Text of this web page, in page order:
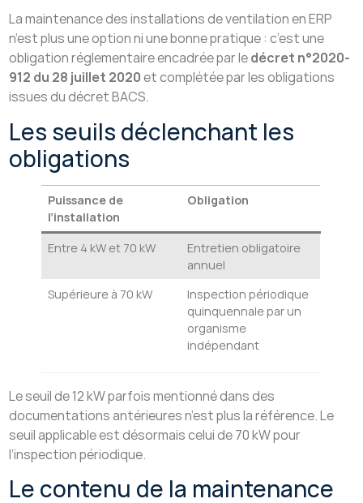
La maintenance des installations de ventilation en ERP
n’est plus une option ni une bonne pratique : c’est une
obligation réglementaire encadrée par ledécret n°2020-
912 du 28 juillet 2020et complétée par les obligations
issues du décret BACS.
Les seuils déclenchant les
obligations
Puissance de
l’installation
Obligation
Entre 4 kW et 70 kW
Entretien obligatoire
annuel
Supérieure à 70 kW
Inspection périodique
quinquennale par un
organisme
indépendant
Le seuil de 12 kW parfois mentionné dans des
documentations antérieures n’est plus la référence. Le
seuil applicable est désormais celui de 70 kW pour
l’inspection périodique.
Le contenu de la maintenance